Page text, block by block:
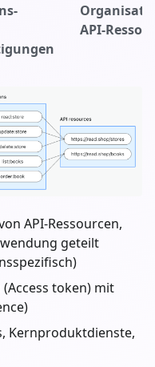
API-
API-Ressourcen,
geteilt
token) mit
Kernproduktdienste,